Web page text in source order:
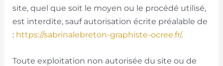
site, quel que soit le moyen ou le procédé utilisé,
est interdite, sauf autorisation écrite préalable de
: https://sabrinalebreton-graphiste-ocree.fr/.
Toute exploitation non autorisée du site ou de